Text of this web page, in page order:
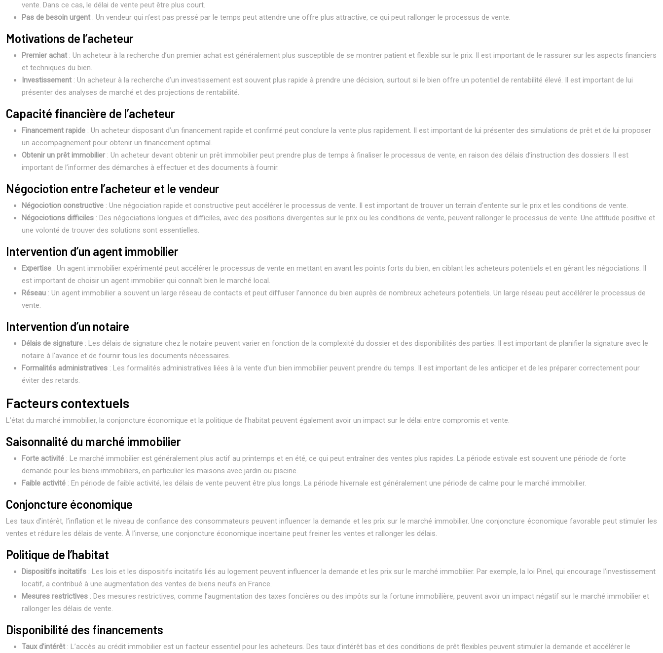
vente. Dans ce cas, le délai de vente peut être plus court.
Pas de besoin urgent : Un vendeur qui n’est pas pressé par le temps peut attendre une offre plus attractive, ce qui peut rallonger le processus de vente.
Motivations de l’acheteur
Premier achat : Un acheteur à la recherche d’un premier achat est généralement plus susceptible de se montrer patient et flexible sur le prix. Il est important de le rassurer sur les aspects financiers
et techniques du bien.
Investissement : Un acheteur à la recherche d’un investissement est souvent plus rapide à prendre une décision, surtout si le bien offre un potentiel de rentabilité élevé. Il est important de lui
présenter des analyses de marché et des projections de rentabilité.
Capacité financière de l’acheteur
Financement rapide : Un acheteur disposant d’un financement rapide et confirmé peut conclure la vente plus rapidement. Il est important de lui présenter des simulations de prêt et de lui proposer
un accompagnement pour obtenir un financement optimal.
Obtenir un prêt immobilier : Un acheteur devant obtenir un prêt immobilier peut prendre plus de temps à finaliser le processus de vente, en raison des délais d’instruction des dossiers. Il est
important de l’informer des démarches à effectuer et des documents à fournir.
Négociotion entre l’acheteur et le vendeur
Négociotion constructive : Une négociation rapide et constructive peut accélérer le processus de vente. Il est important de trouver un terrain d’entente sur le prix et les conditions de vente.
Négociotions difficiles : Des négociations longues et difficiles, avec des positions divergentes sur le prix ou les conditions de vente, peuvent rallonger le processus de vente. Une attitude positive et
une volonté de trouver des solutions sont essentielles.
Intervention d’un agent immobilier
Expertise : Un agent immobilier expérimenté peut accélérer le processus de vente en mettant en avant les points forts du bien, en ciblant les acheteurs potentiels et en gérant les négociations. Il
est important de choisir un agent immobilier qui connaît bien le marché local.
Réseau : Un agent immobilier a souvent un large réseau de contacts et peut diffuser l’annonce du bien auprès de nombreux acheteurs potentiels. Un large réseau peut accélérer le processus de
vente.
Intervention d’un notaire
Délais de signature : Les délais de signature chez le notaire peuvent varier en fonction de la complexité du dossier et des disponibilités des parties. Il est important de planifier la signature avec le
notaire à l’avance et de fournir tous les documents nécessaires.
Formalités administratives : Les formalités administratives liées à la vente d’un bien immobilier peuvent prendre du temps. Il est important de les anticiper et de les préparer correctement pour
éviter des retards.
Facteurs contextuels
L’état du marché immobilier, la conjoncture économique et la politique de l’habitat peuvent également avoir un impact sur le délai entre compromis et vente.
Saisonnalité du marché immobilier
Forte activité : Le marché immobilier est généralement plus actif au printemps et en été, ce qui peut entraîner des ventes plus rapides. La période estivale est souvent une période de forte
demande pour les biens immobiliers, en particulier les maisons avec jardin ou piscine.
Faible activité : En période de faible activité, les délais de vente peuvent être plus longs. La période hivernale est généralement une période de calme pour le marché immobilier.
Conjoncture économique
Les taux d’intérêt, l’inflation et le niveau de confiance des consommateurs peuvent influencer la demande et les prix sur le marché immobilier. Une conjoncture économique favorable peut stimuler les
ventes et réduire les délais de vente. À l’inverse, une conjoncture économique incertaine peut freiner les ventes et rallonger les délais.
Politique de l’habitat
Dispositifs incitatifs : Les lois et les dispositifs incitatifs liés au logement peuvent influencer la demande et les prix sur le marché immobilier. Par exemple, la loi Pinel, qui encourage l’investissement
locatif, a contribué à une augmentation des ventes de biens neufs en France.
Mesures restrictives : Des mesures restrictives, comme l’augmentation des taxes foncières ou des impôts sur la fortune immobilière, peuvent avoir un impact négatif sur le marché immobilier et
rallonger les délais de vente.
Disponibilité des financements
Taux d’intérêt : L’accès au crédit immobilier est un facteur essentiel pour les acheteurs. Des taux d’intérêt bas et des conditions de prêt flexibles peuvent stimuler la demande et accélérer le